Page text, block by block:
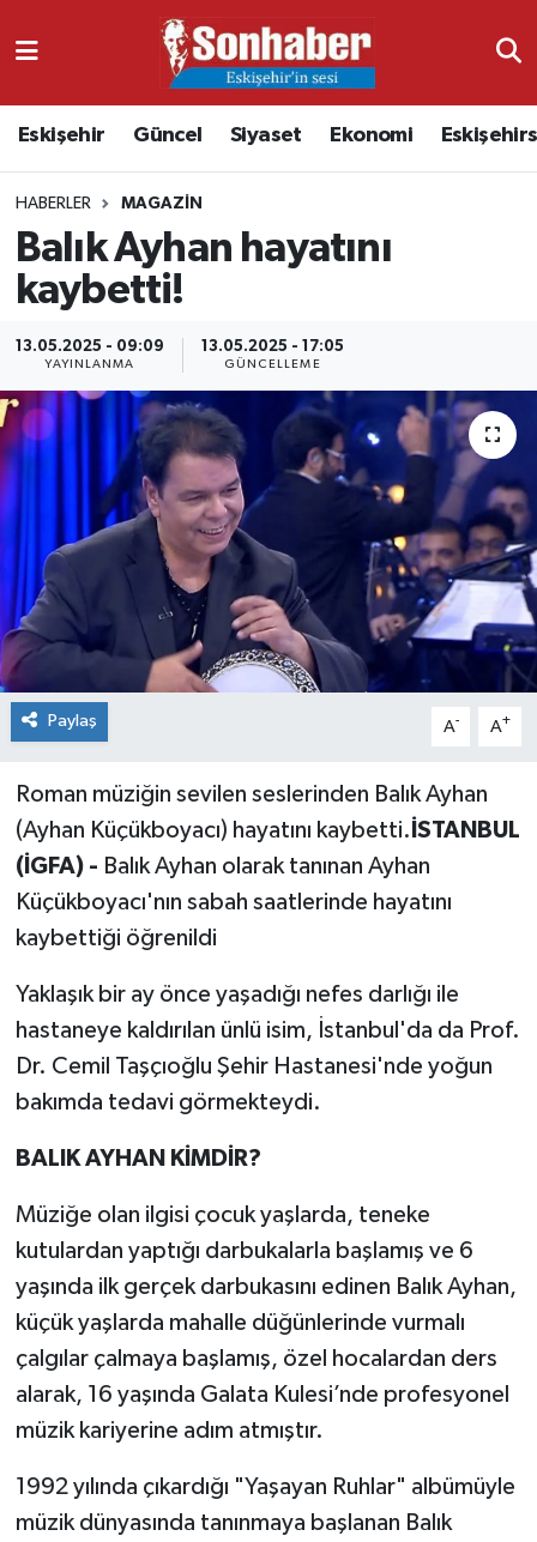
Eskişehir Güncel Siyaset Ekonomi
HABERLER MAGAZIN
Balık Ayhan hayatını
kaybetti!
13.05.2025 - 09:09
YAYINLANMA
13.05.2025 - 17:05
GÜNCELLEME
Paylaş A- A+
Roman müziğin sevilen seslerinden Balık Ayhan
(Ayhan Küçükboyacı) hayatını kaybetti. İSTANBUL
(İGFA) - Balık Ayhan olarak tanınan Ayhan
Küçükboyacı'nın sabah saatlerinde hayatını
kaybettiği öğrenildi
Yaklaşık bir ay önce yaşadığı nefes darlığı ile
hastaneye kaldırılan ünlü isim, İstanbul'da da Prof.
Dr. Cemil Taşçıoğlu Şehir Hastanesi'nde yoğun
bakımda tedavi görmekteydi.
BALIK AYHAN KİMDİR?
Müziğe olan ilgisi çocuk yaşlarda, teneke
kutulardan yaptığı darbukalarla başlamış ve 6
yaşında ilk gerçek darbukasını edinen Balık Ayhan,
küçük yaşlarda mahalle düğünlerinde vurmalı
çalgılar çalmaya başlamış, özel hocalardan ders
alarak, 16 yaşında Galata Kulesi’nde profesyonel
müzik kariyerine adım atmıştır.
1992 yılında çıkardığı "Yaşayan Ruhlar" albümüyle
müzik dünyasında tanınmaya başlanan Balık
Ekonomi
Güncel
Kültür & Sanat
Magazin
Resmi İlanlar
Sağlık
Siyaset
Spor
Nöbetçi Eczaneler
Namaz Vakitleri
Trafik Durumu
Süper Lig Puan Durumu ve Fikstür
Tüm Manşetler
Son Dakika Haberleri
Haber Arşivi